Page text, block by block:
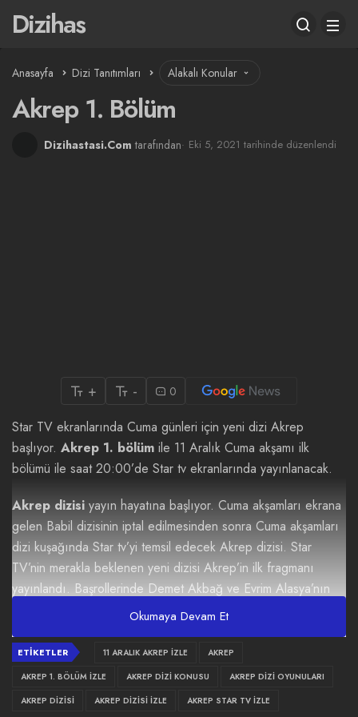
Dizihas
Anasayfa Dizi Tanıtımları Alakalı Konular
Akrep 1. Bölüm
Dizihastasi.Com tarafından Eki 5, 2021 tarihinde düzenlendi
+ - 0
Star TV ekranlarında Cuma günleri için yeni dizi Akrep
başlıyor. Akrep 1. bölüm ile 11 Aralık Cuma akşamı ilk
bölümü ile saat 20:00’de Star tv ekranlarında yayınlanacak.
Akrep dizisi yayın hayatına başlıyor. Cuma akşamları ekrana
gelen Babil dizisinin iptal edilmesinden sonra Cuma akşamları
dizi kuşağında Star tv’yi temsil edecek Akrep dizisi. Star
TV’nin merakla beklenen yeni dizisi Akrep’in ilk fragmanı
yayınlandı. Başrollerinde Demet Akbağ ve Evrim Alasya’nın
yer aldığı dizide geçmişin aynasından bugünün savaşını
yaşayan iki kadının hikayesi ekranlara gelecek.
Düşmanını zehirlediği gibi kendini de sokmayı bilen ‘Akrep’,
hikayesini konu alıyor. İhanetin, lanetin, aşkın ve anneliğin
Okumaya Devam Et
ETIKETLER 11 ARALIK AKREP IZLE
AKREP
AKREP 1. BÖLÜM IZLE
AKREP DIZI KONUSU
AKREP DIZI OYUNULARI
AKREP DIZISI
AKREP DIZISI IZLE AKREP STAR TV IZLE